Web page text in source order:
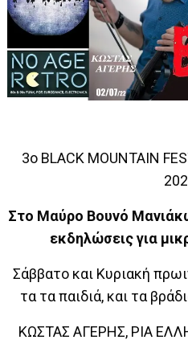
3o BLACK MOUNTAIN
Στο Μαύρο Βουνό
εκδηλώσεις για
Σάββατο και Κυριακή
τα τα παιδιά, και τα
ΚΩΣΤΑΣ ΑΓΕΡΗΣ, ΡΙΑ